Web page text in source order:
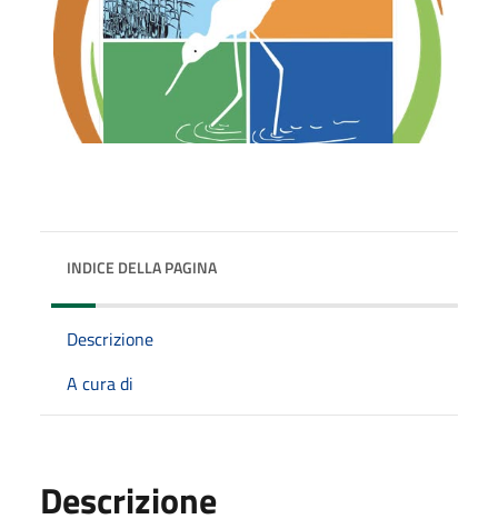
INDICE DELLA PAGINA
Descrizione
A cura di
Descrizione